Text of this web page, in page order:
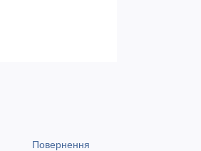
Повернення